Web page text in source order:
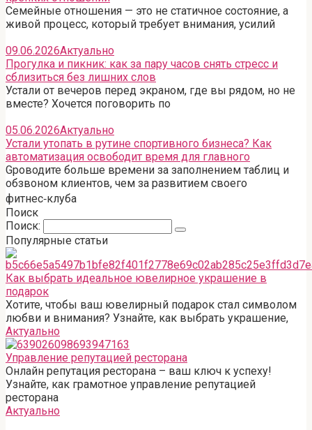
Семейные отношения — это не статичное состояние, а
живой процесс, который требует внимания, усилий
09.06.2026Актуально
Прогулка и пикник: как за пару часов снять стресс и
сблизиться без лишних слов
Устали от вечеров перед экраном, где вы рядом, но не
вместе? Хочется поговорить по
05.06.2026Актуально
Устали утопать в рутине спортивного бизнеса? Как
автоматизация освободит время для главного
Gроводите больше времени за заполнением таблиц и
обзвоном клиентов, чем за развитием своего
фитнес‑клуба
Поиск
Поиск:
Популярные статьи
Как выбрать идеальное ювелирное украшение в
подарок
Хотите, чтобы ваш ювелирный подарок стал символом
любви и внимания? Узнайте, как выбрать украшение,
Актуально
Управление репутацией ресторана
Онлайн репутация ресторана – ваш ключ к успеху!
Узнайте, как грамотное управление репутацией
ресторана
Актуально